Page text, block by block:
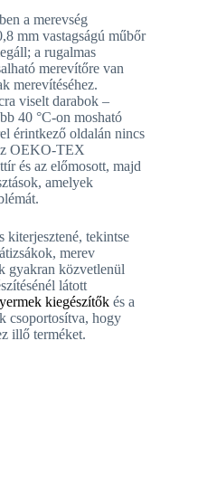
a merevség
mm vastagságú műbőr
a rugalmas
merevítőre van
merevítéséhez.
viselt darabok –
40 °C-on mosható
érintkező oldalán nincs
OEKO-TEX
és az előmosott, majd
amelyek
kiterjesztené, tekintse
merev
gyakran közvetlenül
látott
kiegészítők és a
csoportosítva, hogy
illő terméket.